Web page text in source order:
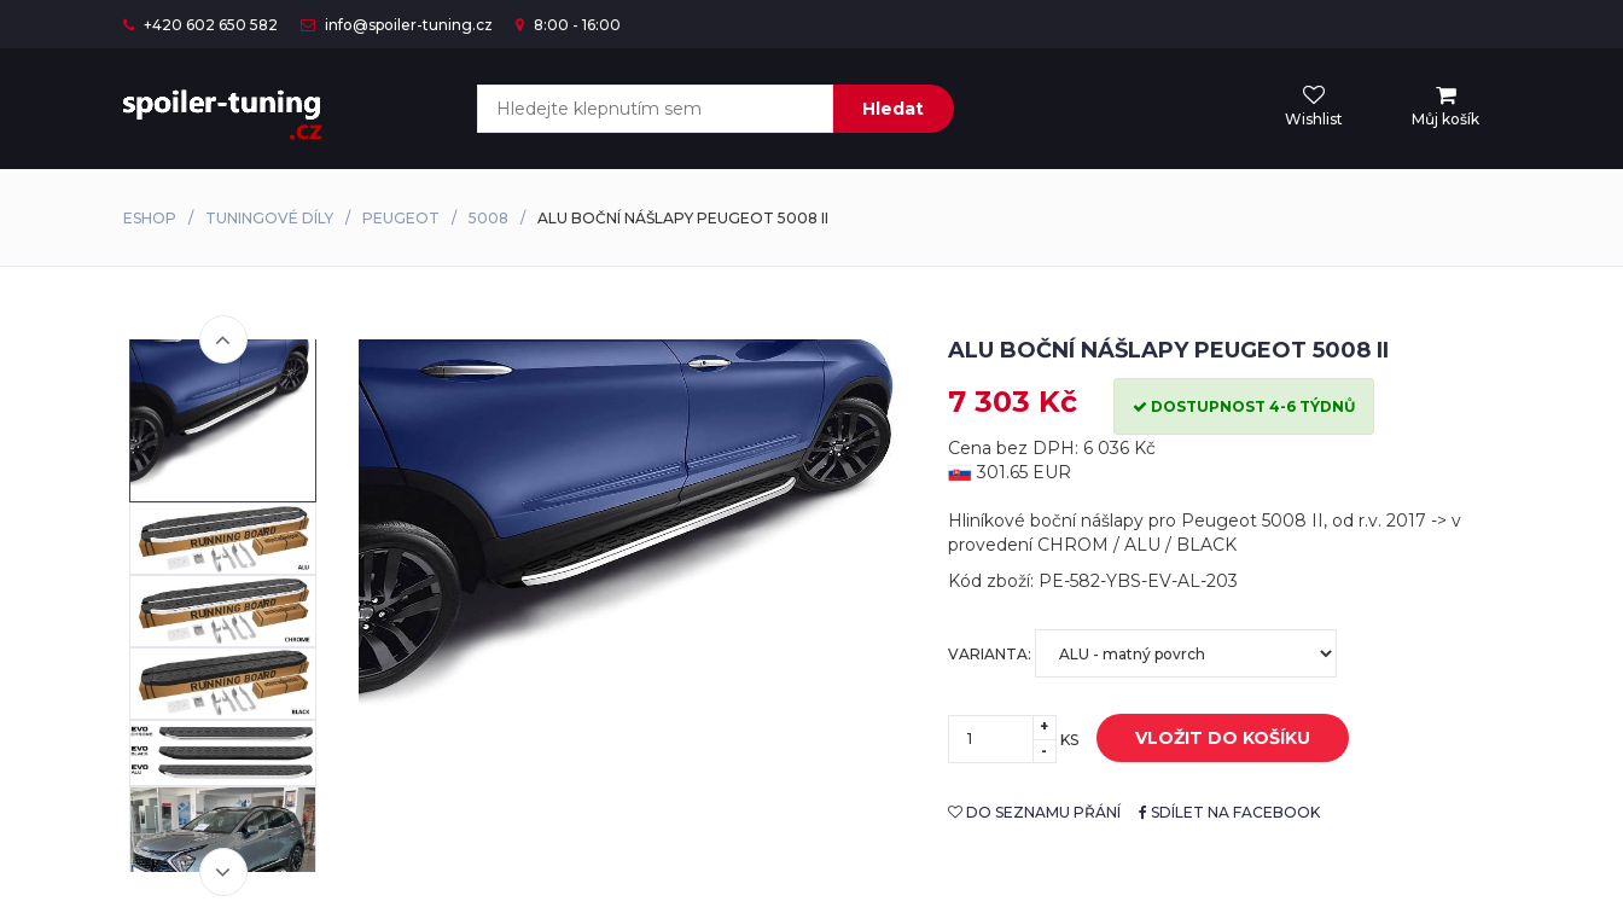
+420 602 650 582 info@spoiler-tuning.cz 8:00 - 16:00
Hledat Wishlist Můj košík
ESHOP TUNINGOVÉ DÍLY PEUGEOT 5008 ALU BOČNÍ NÁŠLAPY PEUGEOT 5008 II
ALU BOČNÍ NÁŠLAPY PEUGEOT 5008 II
7 303 Kč DOSTUPNOST 4-6 TÝDNŮ
Cena bez DPH: 6 036 Kč
301.65 EUR
Hliníkové boční nášlapy pro Peugeot 5008 II, od r.v. 2017 -> v
provedení CHROM / ALU / BLACK
Kód zboží: PE-582-YBS-EV-AL-203
VARIANTA:
+
-
KS VLOŽIT DO KOŠÍKU
DO SEZNAMU PŘÁNÍ SDÍLET NA FACEBOOK